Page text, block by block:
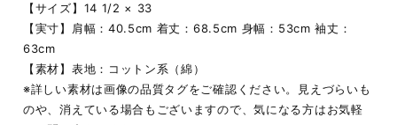
【サイズ】14 1/2 × 33
【実寸】肩幅：40.5cm 着丈：68.5cm 身幅：53cm 袖丈：
63cm
【素材】表地：コットン系（綿）
※詳しい素材は画像の品質タグをご確認ください。見えづらいも
のや、消えている場合もございますので、気になる方はお気軽